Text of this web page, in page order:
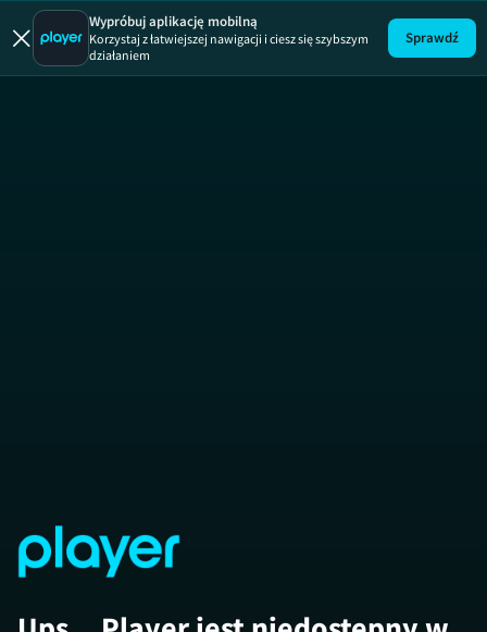
Wypróbuj aplikację mobilną
Korzystaj z łatwiejszej nawigacji i ciesz się szybszym
działaniem
Sprawdź